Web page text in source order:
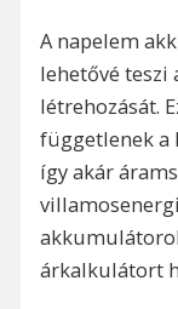
A napelem
lehetővé teszi
létrehozását.
függetlenek a
így akár
árkalkulátort